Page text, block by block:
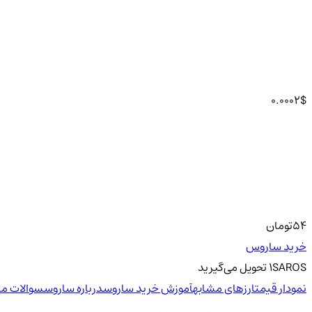
0.0002$
54تومان
خرید ساروس
1SAROS تحویلمی‌گیرید
نمودار قیمتارزهای مشابهآموزش خرید ساروسدرباره ساروسسوالات